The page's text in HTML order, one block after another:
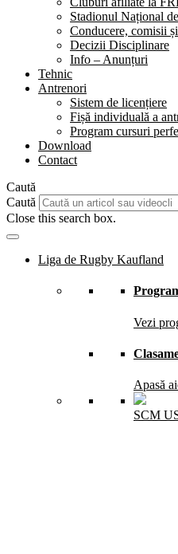
Stadionul Național
Conducere, comisii
Decizii Disciplinare
Info – Anunțuri
Tehnic
Antrenori
Sistem de licențiere
Fișă individuală a
Program cursuri
Download
Contact
Caută
Caută
Close this search box.
Liga de Rugby Kaufland
Vezi
Apasă
SCM